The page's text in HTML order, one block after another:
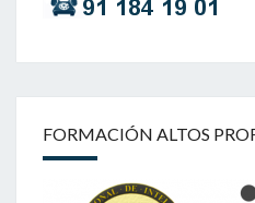
FORMACIÓN ALTOS